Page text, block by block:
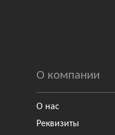
О компании
О нас
Реквизиты